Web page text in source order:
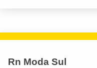
Rn Moda Sul